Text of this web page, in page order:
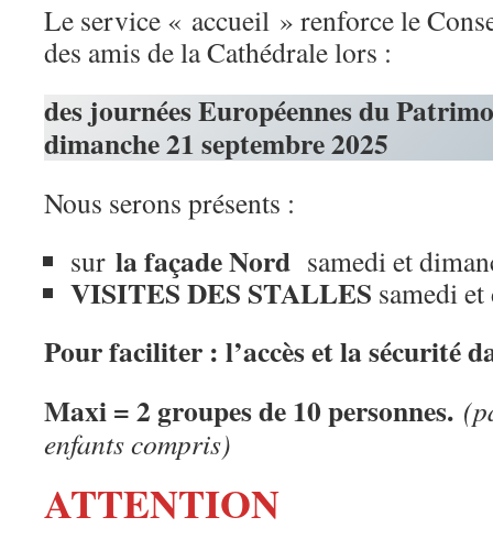
Le service « accueil » renforce le
des amis de la Cathédrale lors :
des journées Européennes du
dimanche 21 septembre 2025
Nous serons présents :
sur la façade Nord samedi et
VISITES DES STALLES samedi
Pour faciliter : l’accès et la sécurité
Maxi = 2 groupes de 10 personnes.
enfants compris)
ATTENTION